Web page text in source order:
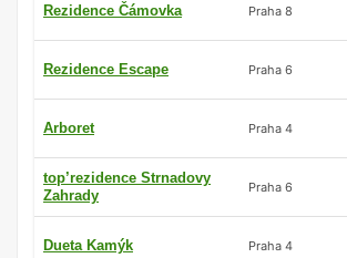
Rezidence Čámovka Praha 8
Rezidence Escape Praha 6
Arboret Praha 4
top’rezidence Strnadovy
Zahrady
Praha 6
Dueta Kamýk Praha 4